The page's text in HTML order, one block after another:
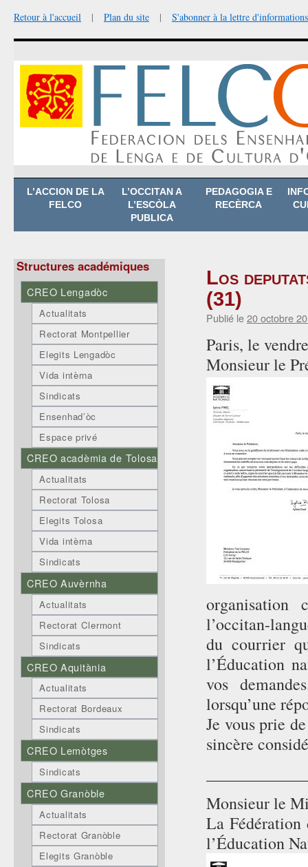
Retour à l'accueil | Plan du site | S'abonner à la lettre d'informations
AllerL’ACCION DE LA
FELCO
L’OCCITAN A
L’ESCÒLA
PUBLICA
PEDAGOGIA E
RECÈRCA
Los
(31)
Publié le20 octobre
Paris, le
Monsieur le
organisation
l’occitan-
du courrier
l’Éducation
vos
lorsqu’une
Je vous prie
sincère
Monsieur le
La Fédération
l’Éducation
Structures académiques
CREO Lengadòc
Actualitats
Rectorat Montpellier
Elegits Lengadòc
Vida intèrna
Sindicats
Ensenhad’òc
Espace privé
CREO acadèmia de Tolosa
Actualitats
Rectorat Tolosa
Elegits Tolosa
Vida intèrna
Sindicats
CREO Auvèrnha
Actualitats
Rectorat Clermont
Sindicats
CREO Aquitània
Actualitats
Rectorat Bordeaux
Sindicats
CREO Lemòtges
Sindicats
CREO Granòble
Actualitats
Rectorat Granòble
Elegits Granòble